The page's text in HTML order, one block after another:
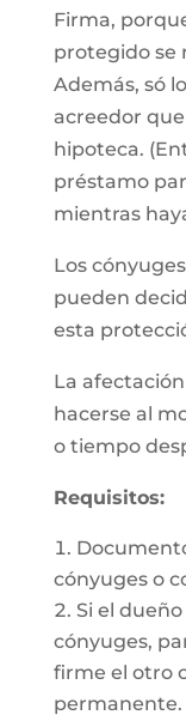
Firma,
protegido se
Además, só
acreedor
hipoteca.
préstamo
mientras
Los
pueden
esta
La
hacerse al
o tiempo
Requisitos:
cónyuges o
Si el
cónyuges,
firme el otro
permanente.